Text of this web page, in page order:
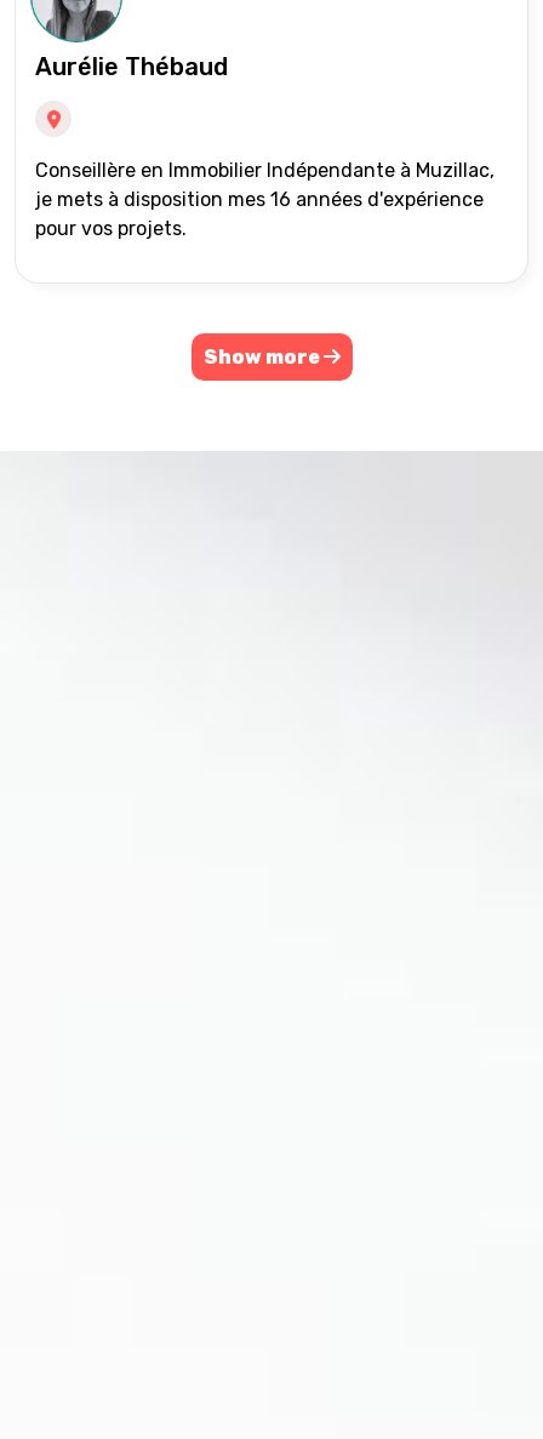
Aurélie Thébaud
Conseillère en Immobilier Indépendante à Muzillac,
je mets à disposition mes 16 années d'expérience
pour vos projets.
Show more